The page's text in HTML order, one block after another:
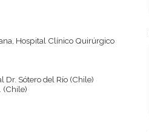
Hospital Clínico Quirúrgico
Dr. Sótero del Río (Chile)
(Chile)